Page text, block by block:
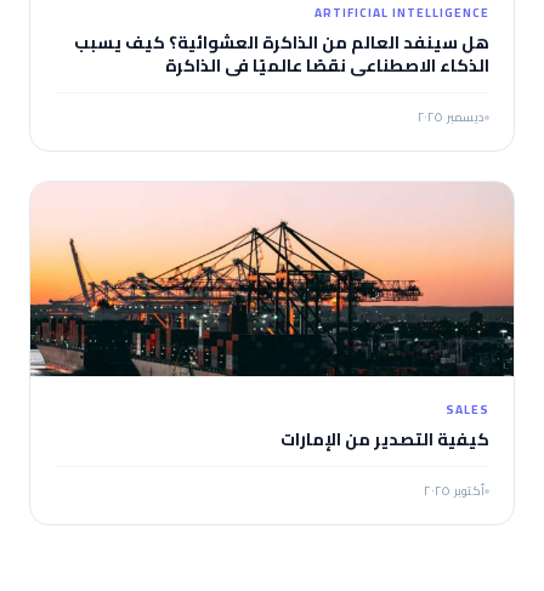
ARTIFICIAL INTELLIGENCE
هل سينفد العالم من الذاكرة العشوائية؟ كيف يسبب
الذكاء الاصطناعي نقصًا عالميًا في الذاكرة
ديسمبر ٢٠٢٥
SALES
كيفية التصدير من الإمارات
أكتوبر ٢٠٢٥